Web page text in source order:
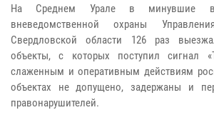
На Среднем Урале в минувшие
вневедомственной охраны
Свердловской области 126 раз
объекты, с которых поступил сигнал
слаженным и оперативным действиям
объектах не допущено, задержаны и
правонарушителей.